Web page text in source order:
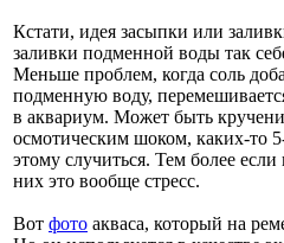
Кстати, идея засыпки или
заливки подменной воды так
Меньше проблем, когда соль
подменную воду,
в аквариум. Может быть
осмотическим шоком, каких-то
этому случиться. Тем более если
них это вообще стресс.
Вот фото акваса, который на